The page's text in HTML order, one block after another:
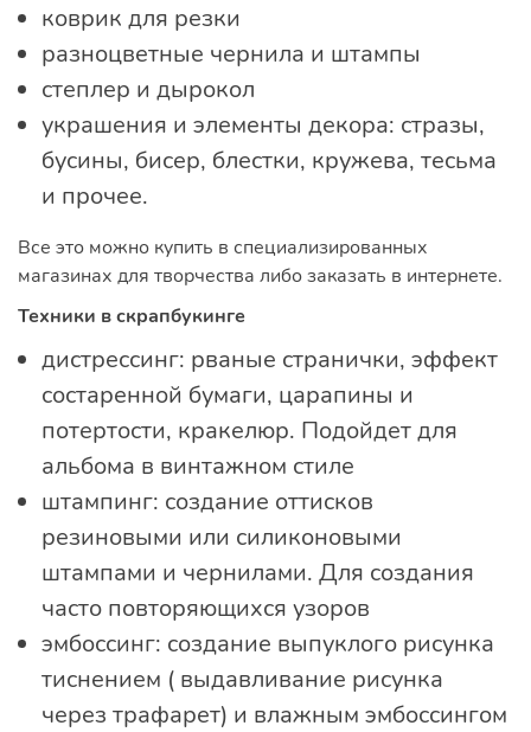
коврик для резки
разноцветные чернила и штампы
степлер и дырокол
украшения и элементы декора: стразы,
бусины, бисер, блестки, кружева, тесьма
и прочее.
Все это можно купить в специализированных
магазинах для творчества либо заказать в интернете.
Техники в скрапбукинге
дистрессинг: рваные странички, эффект
состаренной бумаги, царапины и
потертости, кракелюр. Подойдет для
альбома в винтажном стиле
штампинг: создание оттисков
резиновыми или силиконовыми
штампами и чернилами. Для создания
часто повторяющихся узоров
эмбоссинг: создание выпуклого рисунка
тиснением ( выдавливание рисунка
через трафарет) и влажным эмбоссингом